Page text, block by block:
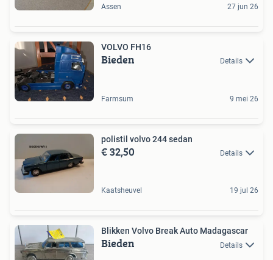
Assen 27 jun 26
VOLVO FH16
Bieden Details
Farmsum 9 mei 26
polistil volvo 244 sedan
€ 32,50 Details
Kaatsheuvel 19 jul 26
Blikken Volvo Break Auto Madagascar
Bieden Details